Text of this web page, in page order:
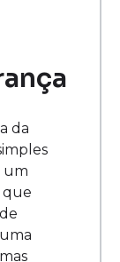
da
um
que